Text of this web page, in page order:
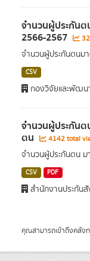
จำนวนผู้ประกัน
2566-2567
จำนวนผู้ประกันตนม
CSV
กองวิจัยและพัฒน
จำนวนผู้ประกัน
ตน 4142 total
จำนวนผู้ประกันตน
CSV PDF
สำนักงานประกัน
คุณสามารถเข้าถึงคลัง